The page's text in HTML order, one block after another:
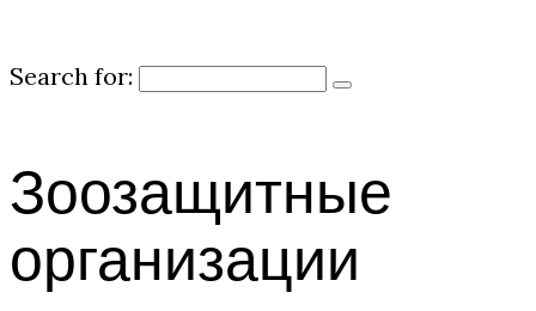
Search for:
Зоозащитные
организации